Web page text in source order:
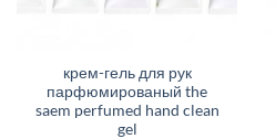
крем-гель для рук
парфюмированый the
saem perfumed hand clean
gel